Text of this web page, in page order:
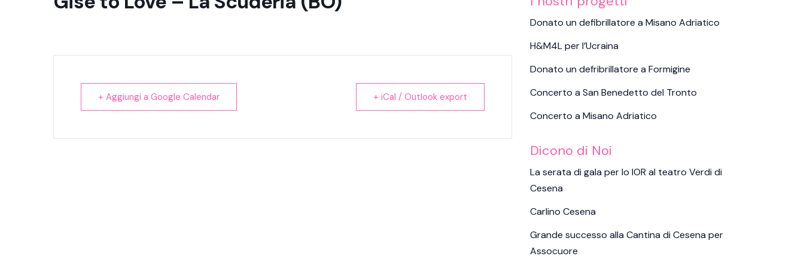
+ Aggiungi a Google Calendar + iCal / Outlook export
Donato un defibrillatore a Misano Adriatico
H&M4L per l’Ucraina
Donato un defribrillatore a Formigine
Concerto a San Benedetto del Tronto
Concerto a Misano Adriatico
Dicono di Noi
La serata di gala per lo IOR al teatro Verdi di
Cesena
Carlino Cesena
Grande successo alla Cantina di Cesena per
Assocuore